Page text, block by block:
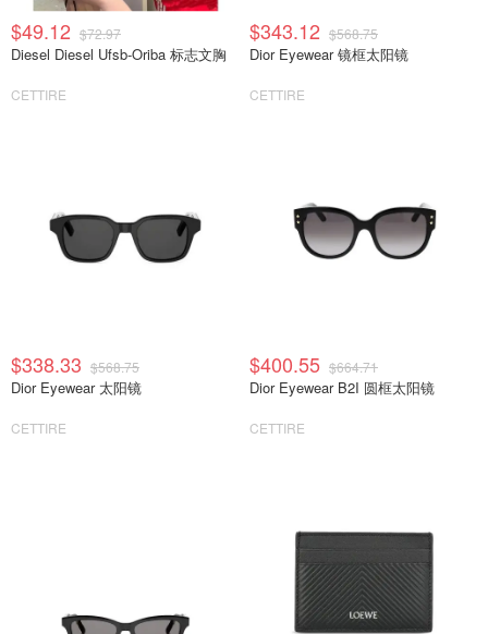
$49.12 $72.97
Diesel Diesel Ufsb-Oriba 标志文胸
CETTIRE
$343.12 $568.75
Dior Eyewear 镜框太阳镜
CETTIRE
$338.33 $568.75
Dior Eyewear 太阳镜
CETTIRE
$400.55 $664.71
Dior Eyewear B2I 圆框太阳镜
CETTIRE